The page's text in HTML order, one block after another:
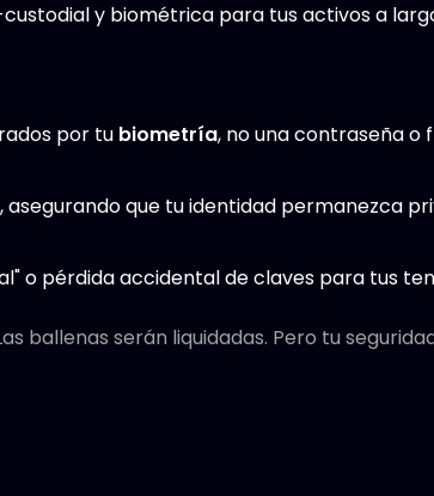
custodial y biométrica para tus activos a
por tu biometría, no una contraseña o
, asegurando que tu identidad permanezca
o pérdida accidental de claves para tus
ballenas serán liquidadas. Pero tu